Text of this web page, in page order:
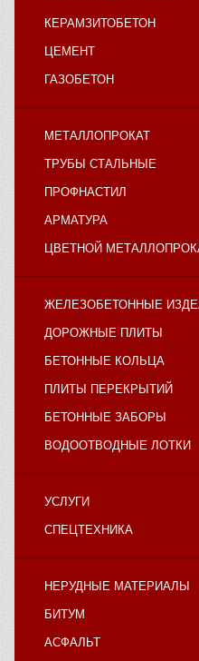
КЕРАМЗИТОБЕТОН
ЦЕМЕНТ
ГАЗОБЕТОН
МЕТАЛЛОПРОКАТ
ТРУБЫ СТАЛЬНЫЕ
ПРОФНАСТИЛ
АРМАТУРА
ЦВЕТНОЙ
ЖЕЛЕЗОБЕТОННЫЕ
ДОРОЖНЫЕ ПЛИТЫ
БЕТОННЫЕ КОЛЬЦА
ПЛИТЫ ПЕРЕКРЫТИЙ
БЕТОННЫЕ ЗАБОРЫ
ВОДООТВОДНЫЕ ЛОТКИ
УСЛУГИ
СПЕЦТЕХНИКА
НЕРУДНЫЕ МАТЕРИАЛЫ
БИТУМ
АСФАЛЬТ